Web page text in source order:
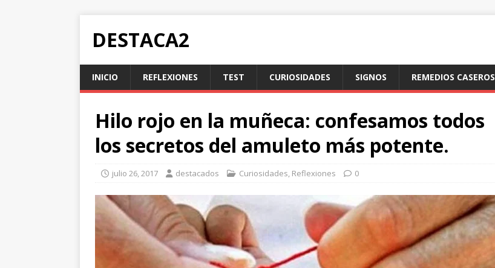
DESTACA2
INICIO REFLEXIONES TEST CURIOSIDADES SIGNOS REMEDIOS CASEROS
Hilo rojo en la muñeca: confesamos todos
los secretos del amuleto más potente.
julio 26, 2017 destacados Curiosidades, Reflexiones 0